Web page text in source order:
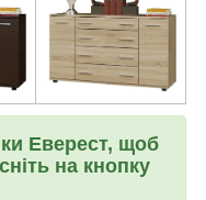
Еверест, щоб
на кнопку